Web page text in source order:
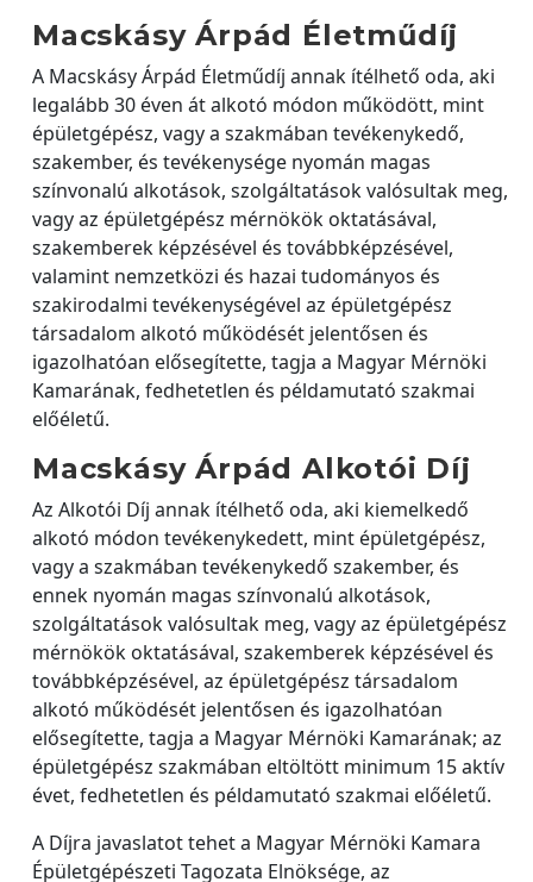
Macskásy Árpád Életműdíj
A Macskásy Árpád Életműdíj annak ítélhető oda, aki
legalább 30 éven át alkotó módon működött, mint
épületgépész, vagy a szakmában tevékenykedő,
szakember, és tevékenysége nyomán magas
színvonalú alkotások, szolgáltatások valósultak meg,
vagy az épületgépész mérnökök oktatásával,
szakemberek képzésével és továbbképzésével,
valamint nemzetközi és hazai tudományos és
szakirodalmi tevékenységével az épületgépész
társadalom alkotó működését jelentősen és
igazolhatóan elősegítette, tagja a Magyar Mérnöki
Kamarának, fedhetetlen és példamutató szakmai
előéletű.
Macskásy Árpád Alkotói Díj
Az Alkotói Díj annak ítélhető oda, aki kiemelkedő
alkotó módon tevékenykedett, mint épületgépész,
vagy a szakmában tevékenykedő szakember, és
ennek nyomán magas színvonalú alkotások,
szolgáltatások valósultak meg, vagy az épületgépész
mérnökök oktatásával, szakemberek képzésével és
továbbképzésével, az épületgépész társadalom
alkotó működését jelentősen és igazolhatóan
elősegítette, tagja a Magyar Mérnöki Kamarának; az
épületgépész szakmában eltöltött minimum 15 aktív
évet, fedhetetlen és példamutató szakmai előéletű.
A Díjra javaslatot tehet a Magyar Mérnöki Kamara
Épületgépészeti Tagozata Elnöksége, az